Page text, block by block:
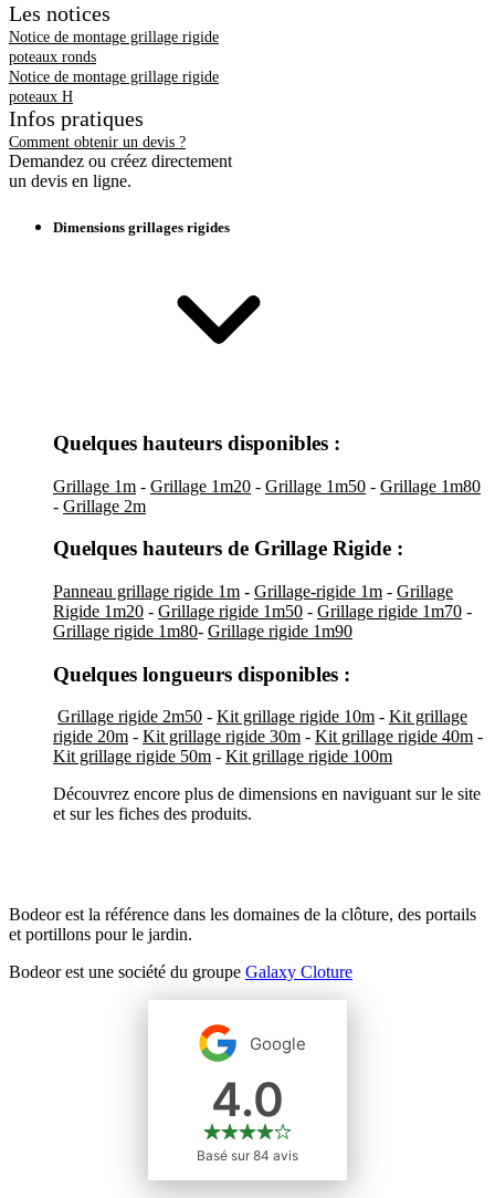
Les notices
Notice de montage grillage rigide
poteaux ronds
Notice de montage grillage rigide
poteaux H
Infos pratiques
Comment obtenir un devis ?
Demandez ou créez directement
un devis en ligne.
Dimensions grillages rigides
Quelques hauteurs disponibles :
Grillage 1m - Grillage 1m20 - Grillage 1m50 - Grillage 1m80
- Grillage 2m
Quelques hauteurs de Grillage Rigide :
Panneau grillage rigide 1m - Grillage-rigide 1m - Grillage
Rigide 1m20 - Grillage rigide 1m50 - Grillage rigide 1m70 -
Grillage rigide 1m80- Grillage rigide 1m90
Quelques longueurs disponibles :
Grillage rigide 2m50 - Kit grillage rigide 10m - Kit grillage
rigide 20m - Kit grillage rigide 30m - Kit grillage rigide 40m -
Kit grillage rigide 50m - Kit grillage rigide 100m
Découvrez encore plus de dimensions en naviguant sur le site
et sur les fiches des produits.
Bodeor est la référence dans les domaines de la clôture, des portails
et portillons pour le jardin.
Bodeor est une société du groupe Galaxy Cloture